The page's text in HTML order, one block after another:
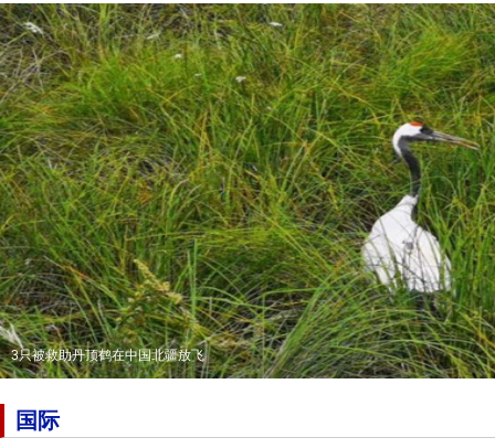
职工医保门诊费用拟纳入报销！2020职工医保报销最新政策详解
国际